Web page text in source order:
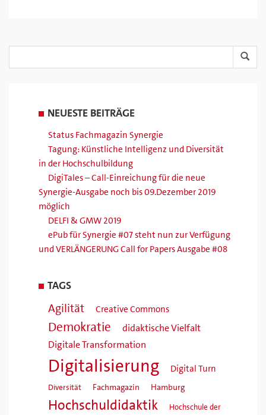
NEUESTE BEITRÄGE
Status Fachmagazin Synergie
Tagung: Künstliche Intelligenz und Diversität
in der Hochschulbildung
DigiTales – Call-Einreichung für die neue
Synergie-Ausgabe noch bis 09.Dezember 2019
möglich
DELFI & GMW 2019
ePub für Synergie #07 steht nun zur Verfügung
und VERLÄNGERUNG Call for Papers Ausgabe #08
TAGS
Agilität
Creative Commons
Demokratie
didaktische Vielfalt
Digitale Transformation
Digitalisierung Digital Turn
Diversität Fachmagazin Hamburg
Hochschuldidaktik
Hochschule der